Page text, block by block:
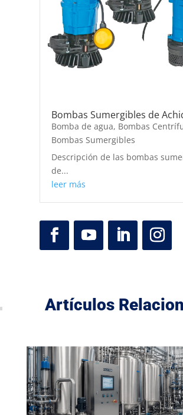
Bombas Sumergibles de
Bomba de agua, Bombas
Bombas Sumergibles
Descripción de las bombas
de...
leer más
Artículos